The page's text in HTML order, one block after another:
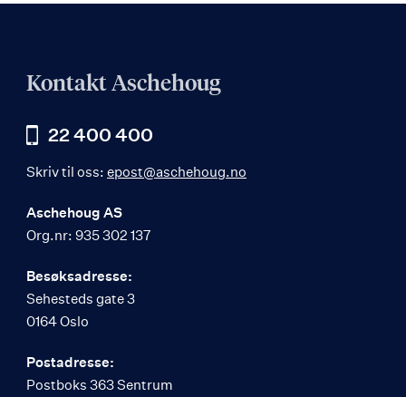
Kontakt Aschehoug
22 400 400
Skriv til oss: epost@aschehoug.no
Aschehoug AS
Org.nr: 935 302 137
Besøksadresse:
Sehesteds gate 3
0164 Oslo
Postadresse:
Postboks 363 Sentrum